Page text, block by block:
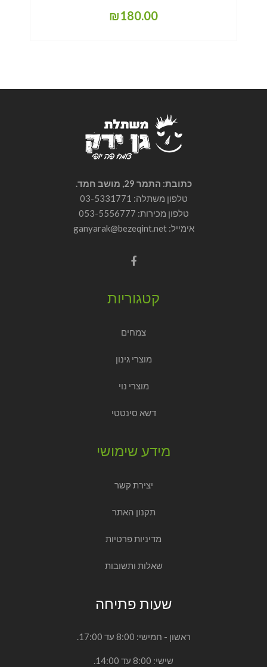
₪180.00
כתובת: התמר 29, מושב חמד.
טלפון משתלה: 03-5331771
טלפון מכירות: 053-5556777
אימייל: ganyarak@bezeqint.net
קטגוריות
צמחים
מוצרי גינון
מוצרי נוי
דשא סינטטי
מידע שימושי
יצירת קשר
תקנון האתר
מדיניות פרטיות
שאלות ותשובות
שעות פתיחה
ראשון - חמישי: 8:00 עד 17:00.
שישי: 8:00 עד 14:00.